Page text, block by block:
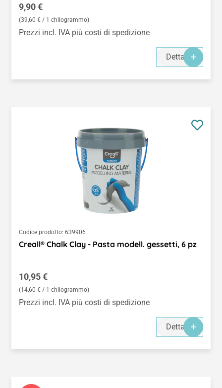
Prezzo normale:
9,90 €
(39,60 € / 1 chilogrammo)
Prezzi incl. IVA più costi di spedizione
Dettagli
Codice prodotto: 639906
Creall® Chalk Clay - Pasta modell. gessetti, 6 pz
Prezzo normale:
10,95 €
(14,60 € / 1 chilogrammo)
Prezzi incl. IVA più costi di spedizione
Dettagli